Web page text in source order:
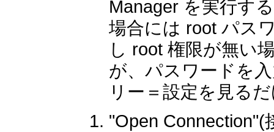
Manager を実行す
場合には root パス
し root 権限が無い
が、パスワードを
リー＝設定を見る
"Open